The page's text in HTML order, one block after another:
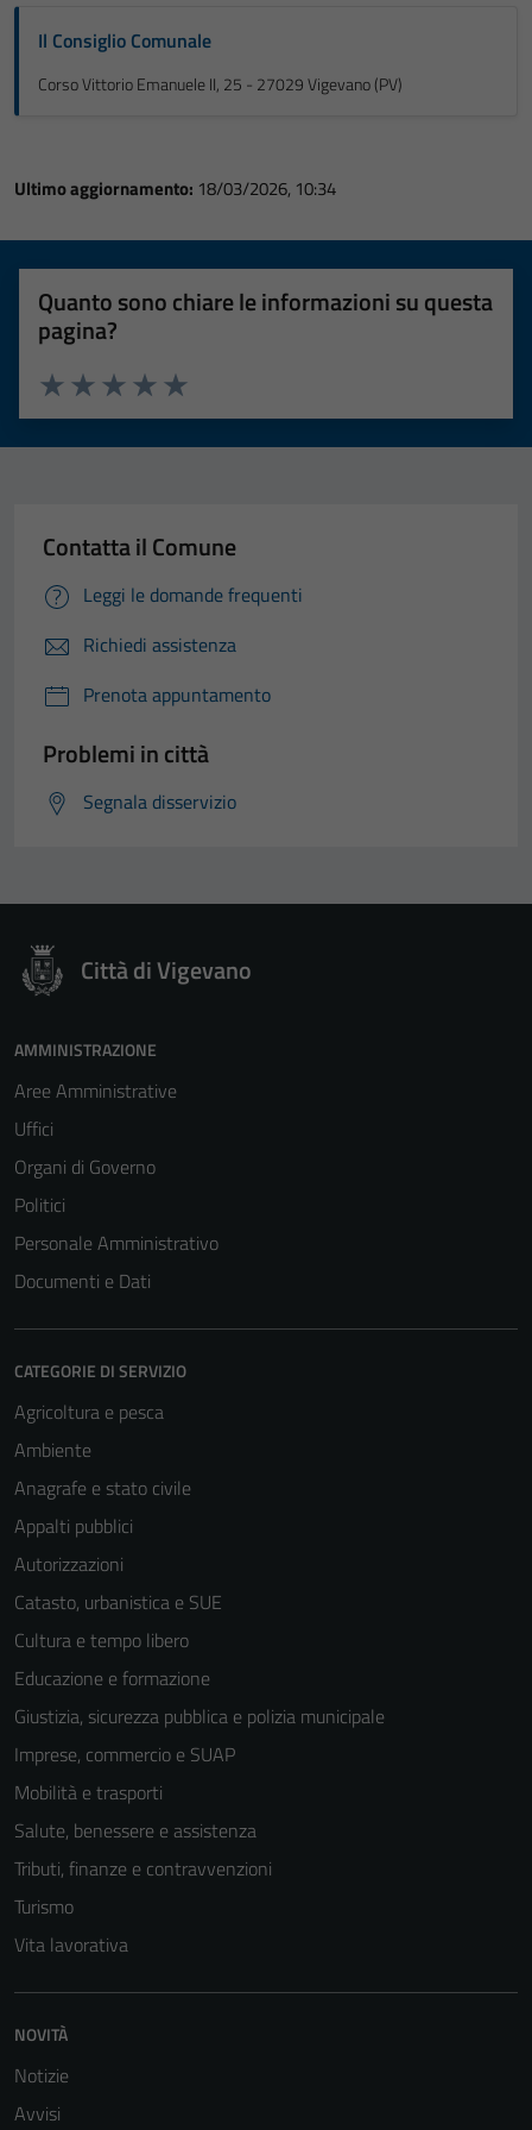
Il Consiglio Comunale
Corso Vittorio Emanuele II, 25 - 27029 Vigevano (PV)
Ultimo aggiornamento: 18/03/2026, 10:34
Quanto sono chiare le informazioni su questa
pagina?
Valuta 5 stelle su 5
Valuta 4 stelle su 5
Valuta 3 stelle su 5
Valuta 2 stelle su 5
Valuta 1 stelle su 5
Contatta il Comune
Leggi le domande frequenti
Richiedi assistenza
Prenota appuntamento
Problemi in città
Segnala disservizio
Città di Vigevano
AMMINISTRAZIONE
Aree Amministrative
Uffici
Organi di Governo
Politici
Personale Amministrativo
Documenti e Dati
CATEGORIE DI SERVIZIO
Agricoltura e pesca
Ambiente
Anagrafe e stato civile
Appalti pubblici
Autorizzazioni
Catasto, urbanistica e SUE
Cultura e tempo libero
Educazione e formazione
Giustizia, sicurezza pubblica e polizia municipale
Imprese, commercio e SUAP
Mobilità e trasporti
Salute, benessere e assistenza
Tributi, finanze e contravvenzioni
Turismo
Vita lavorativa
NOVITÀ
Notizie
Avvisi
Questi cookie